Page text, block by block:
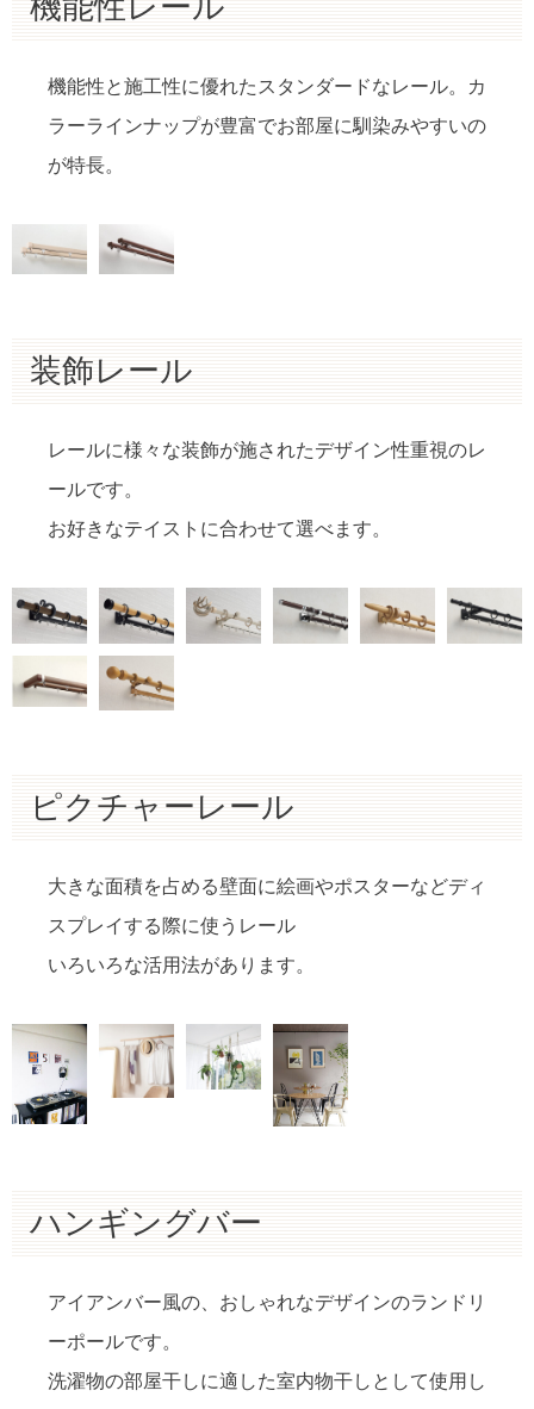
機能性レール
機能性と施工性に優れたスタンダードなレール。カ
ラーラインナップが豊富でお部屋に馴染みやすいの
が特長。
装飾レール
レールに様々な装飾が施されたデザイン性重視のレ
ールです。
お好きなテイストに合わせて選べます。
ピクチャーレール
大きな面積を占める壁面に絵画やポスターなどディ
スプレイする際に使うレール
いろいろな活用法があります。
ハンギングバー
アイアンバー風の、おしゃれなデザインのランドリ
ーポールです。
洗濯物の部屋干しに適した室内物干しとして使用し